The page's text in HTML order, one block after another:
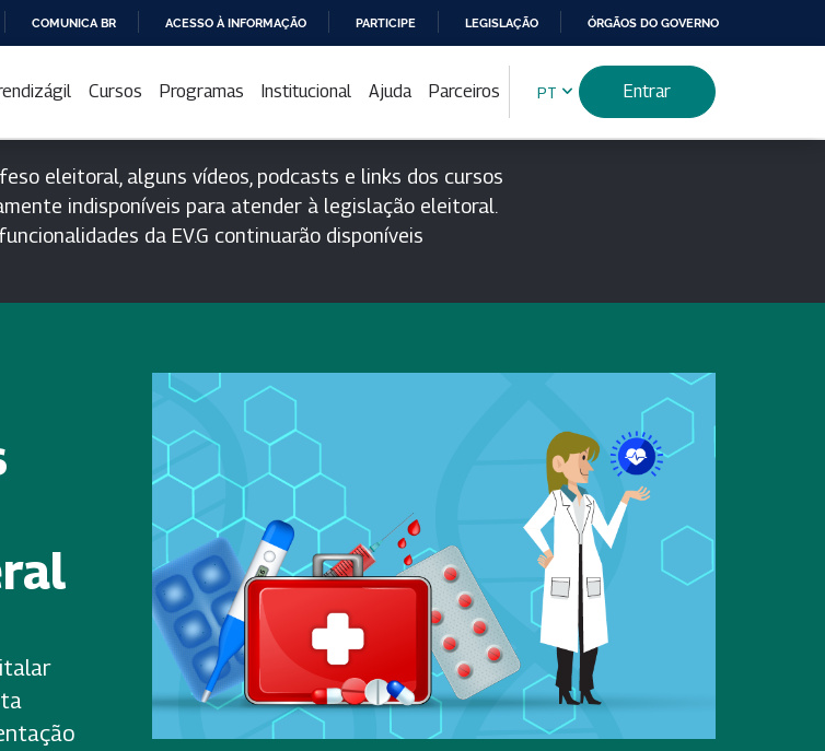
PARA
CONTEÚDO
COMUNICA BR ACESSO À INFORMAÇÃO PARTICIPE LEGISLAÇÃO ÓRGÃOS DO GOVERNO
Cursos Programas Institucional Ajuda Parceiros PT Entrar
eleitoral, alguns vídeos, podcasts e links dos cursos
indisponíveis para atender à legislação eleitoral.
da EV.G continuarão disponíveis